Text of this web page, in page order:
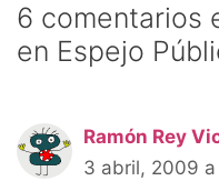
6 comentarios
en Espejo
Ramón Rey
3 abril, 2009 a